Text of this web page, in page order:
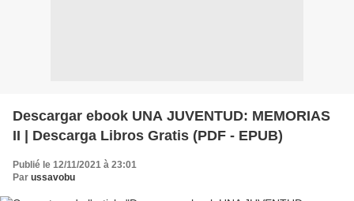
Descargar ebook UNA JUVENTUD: MEMORIAS
II | Descarga Libros Gratis (PDF - EPUB)
Publié le 12/11/2021 à 23:01
Par ussavobu